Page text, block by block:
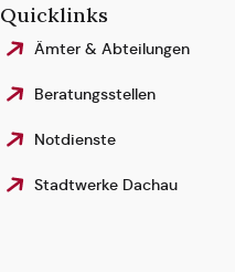
Quicklinks
Ämter & Abteilungen
Beratungsstellen
Notdienste
Stadtwerke Dachau